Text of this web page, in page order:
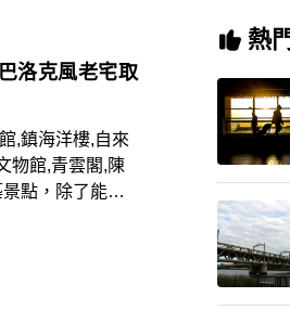
洛克風老宅取
,鎮海洋樓,自來
物館,青雲閣,陳
點，除了能捕
熱